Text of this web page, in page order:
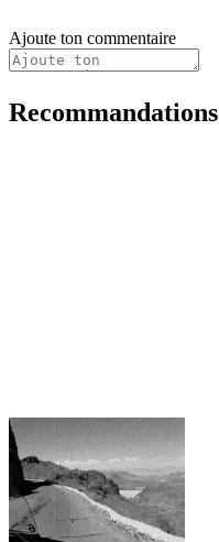
Ajoute ton commentaire
Recommandations